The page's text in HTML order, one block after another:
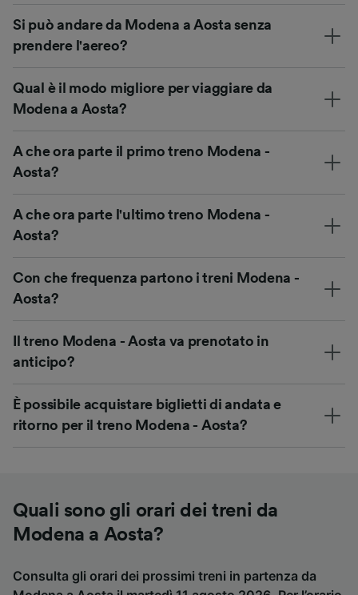
Si può andare da Modena a Aosta senza
prendere l'aereo?
Qual è il modo migliore per viaggiare da
Modena a Aosta?
A che ora parte il primo treno Modena -
Aosta?
A che ora parte l'ultimo treno Modena -
Aosta?
Con che frequenza partono i treni Modena -
Aosta?
Il treno Modena - Aosta va prenotato in
anticipo?
È possibile acquistare biglietti di andata e
ritorno per il treno Modena - Aosta?
Quali sono gli orari dei treni da
Modena a Aosta?
Consulta gli orari dei prossimi treni in partenza da